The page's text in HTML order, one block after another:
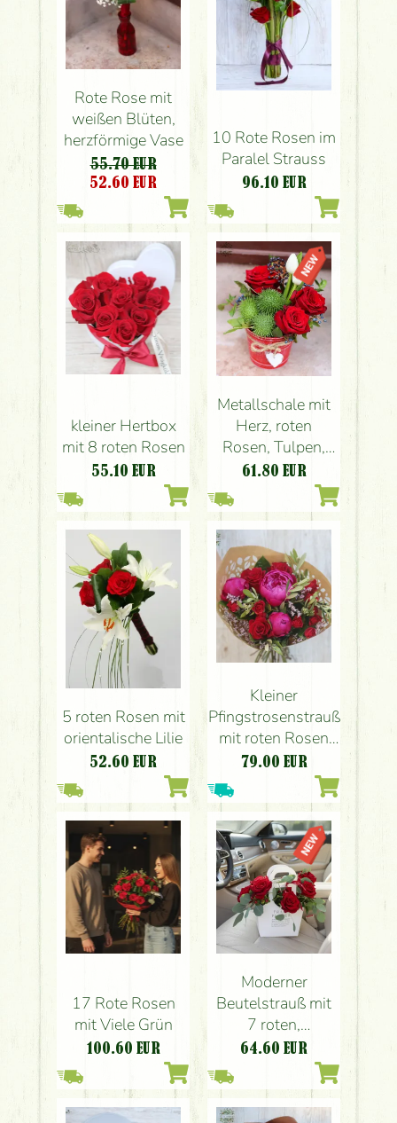
Rote Rose mit
weißen Blüten,
herzförmige Vase
55.70 EUR
52.60 EUR
10 Rote Rosen im
Paralel Strauss
96.10 EUR
kleiner Hertbox
mit 8 roten Rosen
55.10 EUR
Metallschale mit
Herz, roten
Rosen, Tulpen,
Kürbis
61.80 EUR
5 roten Rosen mit
orientalische Lilie
52.60 EUR
Kleiner
Pfingstrosenstrauß
mit roten Rosen
(11 Stiele)
79.00 EUR
17 Rote Rosen
mit Viele Grün
100.60 EUR
Moderner
Beutelstrauß mit
7 roten,
reflexierten
64.60 EUR